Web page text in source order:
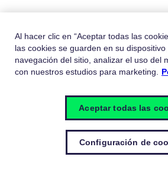
Al hacer clic en “Aceptar todas las
las cookies se guarden en su
navegación del sitio, analizar el uso del
con nuestros estudios para marketing.
Configuración de
Aceptar todas las